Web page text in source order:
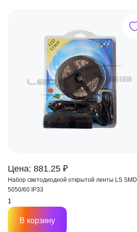
Цена: 881.25 ₽
Набор светодиодной открытой ленты LS SMD
5050/60 IP33
В корзину